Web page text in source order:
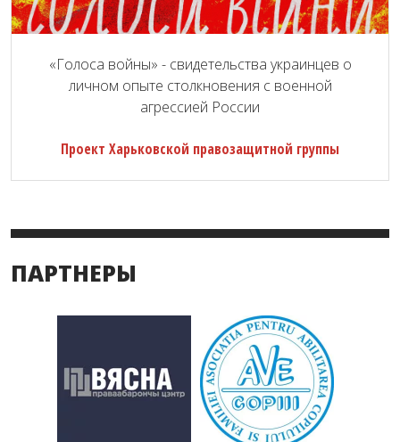
«Голоса войны» - свидетельства украинцев о
личном опыте столкновения с военной
агрессией России
Проект Харьковской правозащитной группы
ПАРТНЕРЫ